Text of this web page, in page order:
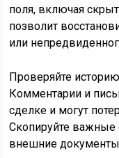
поля, включая
позволит
или
Проверяйте
Комментарии и
сделке и могут
Скопируйте важные
внешние